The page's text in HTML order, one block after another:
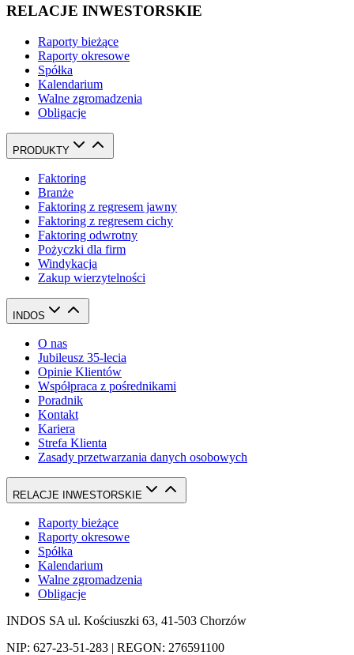
RELACJE INWESTORSKIE
Raporty bieżące
Raporty okresowe
Spółka
Kalendarium
Walne zgromadzenia
Obligacje
PRODUKTY
Faktoring
Branże
Faktoring z regresem jawny
Faktoring z regresem cichy
Faktoring odwrotny
Pożyczki dla firm
Windykacja
Zakup wierzytelności
INDOS
O nas
Jubileusz 35-lecia
Opinie Klientów
Współpraca z pośrednikami
Poradnik
Kontakt
Kariera
Strefa Klienta
Zasady przetwarzania danych osobowych
RELACJE INWESTORSKIE
Raporty bieżące
Raporty okresowe
Spółka
Kalendarium
Walne zgromadzenia
Obligacje
INDOS SA ul. Kościuszki 63, 41-503 Chorzów
NIP: 627-23-51-283 | REGON: 276591100